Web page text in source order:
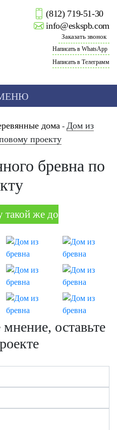
(812) 719-51-30
info@eskspb.com
Заказать звонок
Написать в WhatsApp
Написать в Телеграмм
дома - Дом из
проекту
бревна по
такой же дом
оставьте